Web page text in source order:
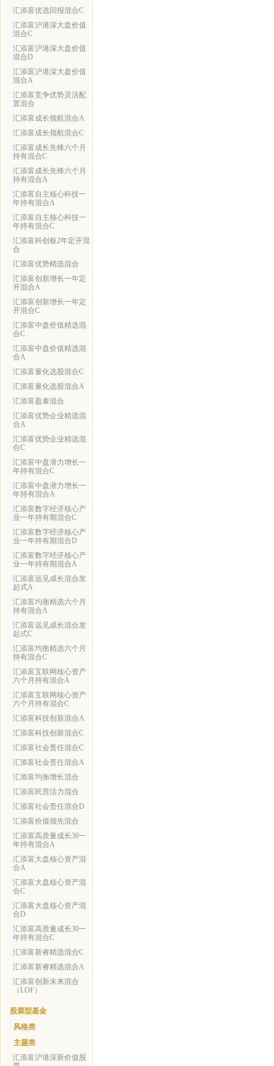
汇添富优选回报混合C
汇添富沪港深大盘价值
混合C
汇添富沪港深大盘价值
混合D
汇添富沪港深大盘价值
混合A
汇添富竞争优势灵活配
置混合
汇添富成长领航混合A
汇添富成长领航混合C
汇添富成长先锋六个月
持有混合C
汇添富成长先锋六个月
持有混合A
汇添富自主核心科技一
年持有混合A
汇添富自主核心科技一
年持有混合C
汇添富科创板2年定开混
合
汇添富优势精选混合
汇添富创新增长一年定
开混合A
汇添富创新增长一年定
开混合C
汇添富中盘价值精选混
合C
汇添富中盘价值精选混
合A
汇添富量化选股混合C
汇添富量化选股混合A
汇添富盈泰混合
汇添富优势企业精选混
合A
汇添富优势企业精选混
合C
汇添富中盘潜力增长一
年持有混合C
汇添富中盘潜力增长一
年持有混合A
汇添富数字经济核心产
业一年持有期混合C
汇添富数字经济核心产
业一年持有期混合D
汇添富数字经济核心产
业一年持有期混合A
汇添富远见成长混合发
起式A
汇添富均衡精选六个月
持有混合A
汇添富远见成长混合发
起式C
汇添富均衡精选六个月
持有混合C
汇添富互联网核心资产
六个月持有混合A
汇添富互联网核心资产
六个月持有混合C
汇添富科技创新混合A
汇添富科技创新混合C
汇添富社会责任混合C
汇添富社会责任混合A
汇添富均衡增长混合
汇添富民营活力混合
汇添富社会责任混合D
汇添富价值领先混合
汇添富高质量成长30一
年持有混合A
汇添富大盘核心资产混
合A
汇添富大盘核心资产混
合C
汇添富大盘核心资产混
合D
汇添富高质量成长30一
年持有混合C
汇添富新睿精选混合C
汇添富新睿精选混合A
汇添富创新未来混合
（LOF）
股票型基金
风格类
主题类
汇添富沪港深新价值股